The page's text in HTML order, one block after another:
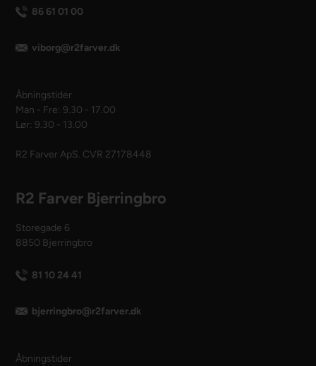
86 61 01 00
viborg@r2farver.dk
Åbningstider
Man - Fre: 9.30 - 17.00
Lør: 9.30 - 13.00
R2 Farver ApS. CVR 27178448
R2 Farver Bjerringbro
Storegade 6
8850 Bjerringbro
81 10 24 41
bjerringbro@r2farver.dk
Åbningstider